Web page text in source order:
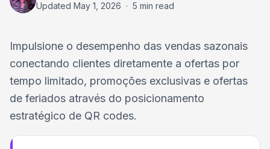
Updated May 1, 2026 · 5 min read
Impulsione o desempenho das vendas sazonais
conectando clientes diretamente a ofertas por
tempo limitado, promoções exclusivas e ofertas
de feriados através do posicionamento
estratégico de QR codes.